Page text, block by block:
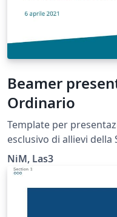
Beamer
Ordinario
Template per
esclusivo di allievi
Pisa e dell'Università di
Berkeley beamer theme)
NiM, Las3